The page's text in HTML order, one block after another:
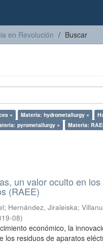
en Revolución Buscar
× Materia: hydrometallurgy ×
pyrometallurgy × Materia:
un valor oculto en
(RAEE)
; Hernández, Jiraleiska;
08)
económico, la
los residuos de aparatos